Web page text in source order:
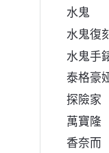
水鬼
水鬼復
水鬼手
泰格豪
探險家
萬寶隆
香奈而